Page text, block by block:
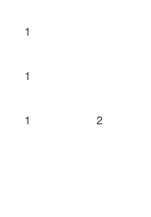
1
1
1 2